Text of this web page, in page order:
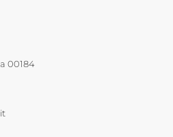
00184